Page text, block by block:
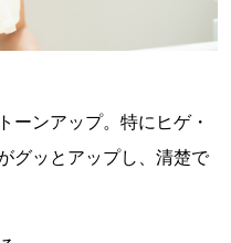
ーンアップ。特にヒゲ・
グッとアップし、清楚で